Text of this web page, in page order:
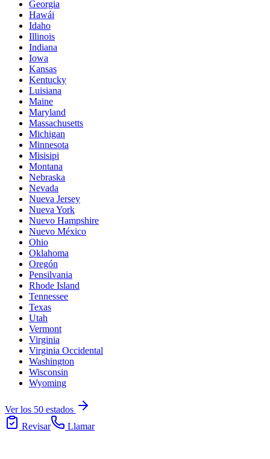
Georgia
Hawái
Idaho
Illinois
Indiana
Iowa
Kansas
Kentucky
Luisiana
Maine
Maryland
Massachusetts
Michigan
Minnesota
Misisipi
Montana
Nebraska
Nevada
Nueva Jersey
Nueva York
Nuevo Hampshire
Nuevo México
Ohio
Oklahoma
Oregón
Pensilvania
Rhode Island
Tennessee
Texas
Utah
Vermont
Virginia
Virginia Occidental
Washington
Wisconsin
Wyoming
Ver los 50 estados
Revisar
Llamar